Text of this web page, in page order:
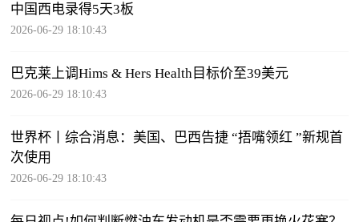
中国西电录得5天3板
2026-06-29 18:10:43
巴克莱上调Hims & Hers Health目标价至39美元
2026-06-29 18:10:43
世界杯丨综合消息：美国、巴西告捷 “捂嘴领红 ”新规首
次使用
2026-06-29 18:10:43